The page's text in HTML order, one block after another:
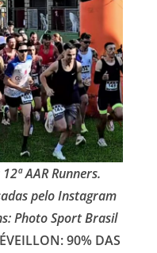
AAR Runners.
pelo Instagram
Photo Sport Brasil
90% DAS